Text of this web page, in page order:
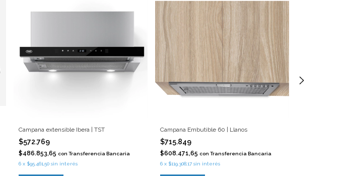
Campana extensible Ibera | TST
$572.769
$486.853,65 con Transferencia Bancaria
6 x $95.461,50 sin interés
Campana Embutible 60 | Llanos
$715.849
$608.471,65 con Transferencia Bancaria
6 x $119.308,17 sin interés